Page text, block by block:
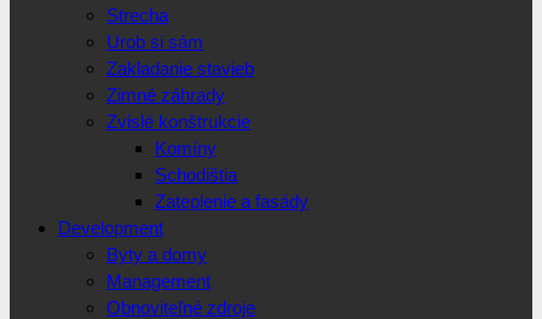
Strecha
Urob si sám
Zakladanie stavieb
Zimné záhrady
Zvislé konštrukcie
Komíny
Schodištia
Zateplenie a fasády
Development
Byty a domy
Management
Obnoviteľné zdroje